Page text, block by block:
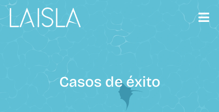
Saltar
al
contenido
Casos de éxito